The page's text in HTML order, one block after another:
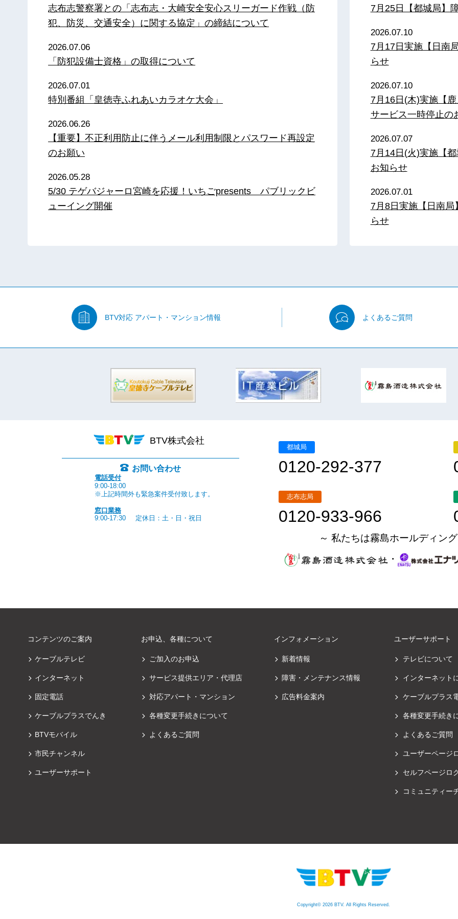
志布志警察署との「志布志・大崎安全安心スリーガード作戦（防
犯、防災、交通安全）に関する協定」の締結について
2026.07.06
「防犯設備士資格」の取得について
2026.07.01
特別番組「皇徳寺ふれあいカラオケ大会」
2026.06.26
【重要】不正利用防止に伴うメール利用制限とパスワード再設定
のお願い
2026.05.28
5/30 テゲバジャーロ宮崎を応援！いちごpresents パブリックビ
ューイング開催
7月25日【都城局】
2026.07.10
7月17日実施【日南
らせ
2026.07.10
7月16日(木)実施【
サービス一時停止の
2026.07.07
7月14日(火)実施【
お知らせ
2026.07.01
7月8日実施【日南
らせ
BTV対応 アパート・マンション情報 よくあるご質問
BTV株式会社
お問い合わせ
電話受付
9:00-18:00
※上記時間外も緊急案件受付致します。
窓口業務
9:00-17:30
定休日：土・日・祝日
都城局
0120-292-377
志布志局
0120-933-966
～ 私たちは霧島ホールディン
・
コンテンツのご案内
ケーブルテレビ
インターネット
固定電話
ケーブルプラスでんき
BTVモバイル
市民チャンネル
ユーザーサポート
お申込、各種について
ご加入のお申込
サービス提供エリア・代理店
対応アパート・マンション
各種変更手続きについて
よくあるご質問
インフォメーション
新着情報
障害・メンテナンス情報
広告料金案内
ユーザーサポート
テレビについて
インターネット
ケーブルプラス
各種変更手続き
よくあるご質問
ユーザーページ
セルフページロ
コミュニティー
Copyright© 2026 BTV. All Rights Reserved.